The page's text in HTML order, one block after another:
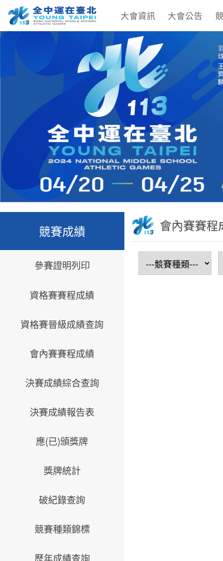
大會資訊 大會公告
競賽成績
參賽證明列印
資格賽賽程成績
資格賽晉級成績查詢
會內賽賽程成績
決賽成績綜合查詢
決賽成績報告表
應(已)頒獎牌
獎牌統計
破紀錄查詢
競賽種類錦標
歷年成績查詢
會內賽賽程